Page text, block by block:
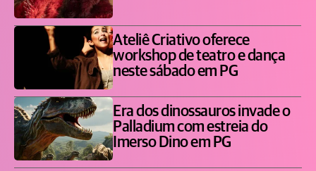
Ateliê Criativo oferece
workshop de teatro e dança
neste sábado em PG
Era dos dinossauros invade o
Palladium com estreia do
Imerso Dino em PG